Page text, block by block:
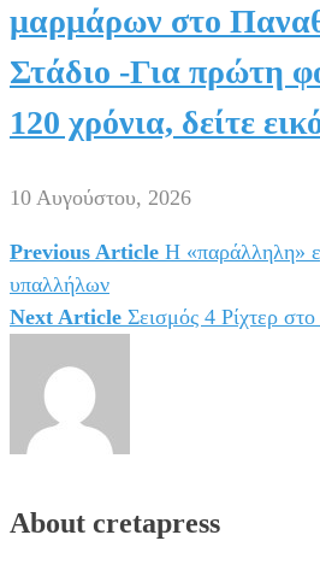
μαρμάρων στο
Στάδιο -Για πρώτη
120 χρόνια, δείτε
10 Αυγούστου, 2026
Πλοήγηση
άρθρων
Previous Article Η «παράλληλη»
υπαλλήλων
Next Article Σεισμός 4 Ρίχτερ
About cretapress